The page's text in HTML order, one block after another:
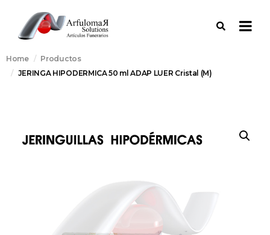
Home
Productos
JERINGA HIPODERMICA 50 ml ADAP LUER Cristal (M)